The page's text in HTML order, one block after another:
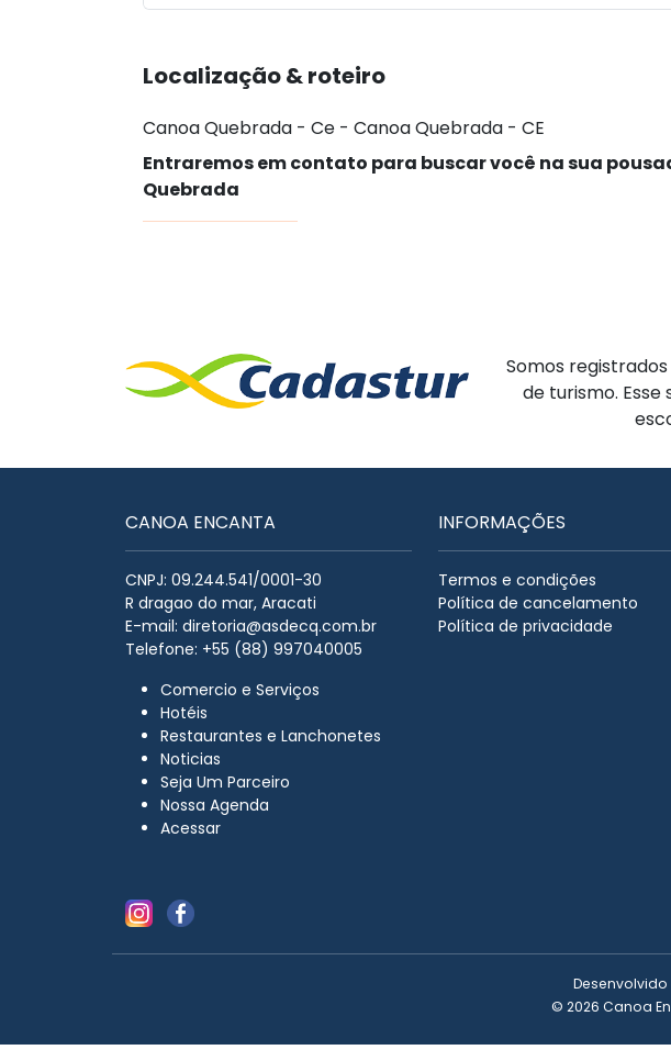
Localização & roteiro
Canoa Quebrada - Ce - Canoa Quebrada - CE
Entraremos em contato para buscar você na sua
Quebrada
Somos
de turismo.
CANOA ENCANTA
CNPJ: 09.244.541/0001-30
R dragao do mar, Aracati
E-mail: diretoria@asdecq.com.br
Telefone: +55 (88) 997040005
Comercio e Serviços
Hotéis
Restaurantes e Lanchonetes
Noticias
Seja Um Parceiro
Nossa Agenda
Acessar
INFORMAÇÕES
Termos e condições
Política de cancelamento
Política de privacidade
© 2026 Canoa